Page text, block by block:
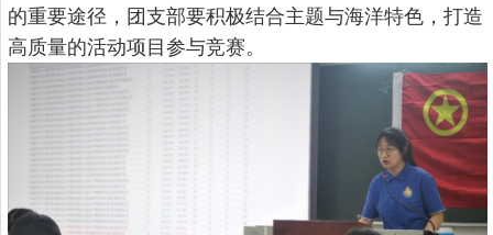
的重要途径，团支部要积极结合主题与海洋特色，打造
高质量的活动项目参与竞赛。